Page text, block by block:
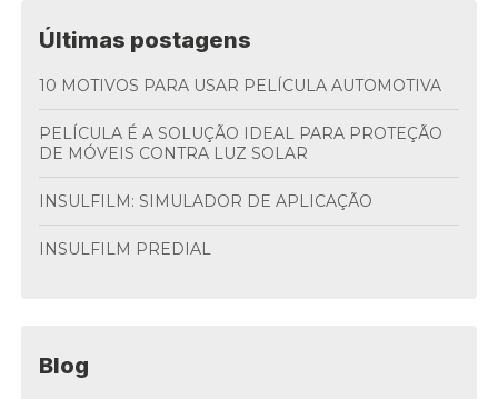
Últimas postagens
10 MOTIVOS PARA USAR PELÍCULA AUTOMOTIVA
PELÍCULA É A SOLUÇÃO IDEAL PARA PROTEÇÃO
DE MÓVEIS CONTRA LUZ SOLAR
INSULFILM: SIMULADOR DE APLICAÇÃO
INSULFILM PREDIAL
Blog